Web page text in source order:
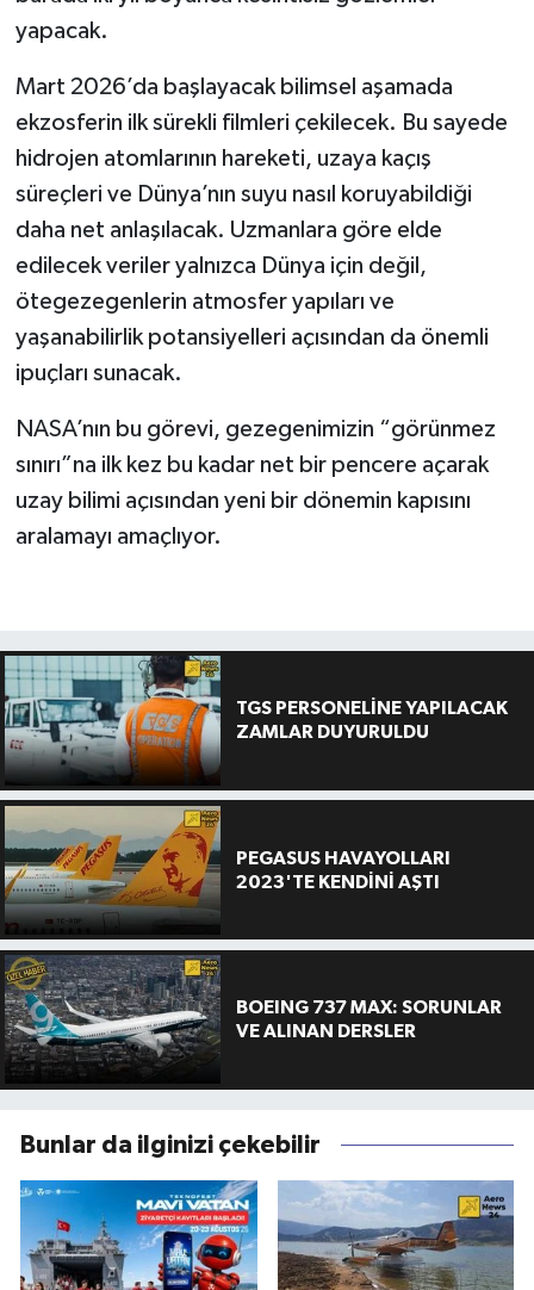
yapacak.
Mart 2026’da başlayacak bilimsel aşamada
ekzosferin ilk sürekli filmleri çekilecek. Bu sayede
hidrojen atomlarının hareketi, uzaya kaçış
süreçleri ve Dünya’nın suyu nasıl koruyabildiği
daha net anlaşılacak. Uzmanlara göre elde
edilecek veriler yalnızca Dünya için değil,
ötegezegenlerin atmosfer yapıları ve
yaşanabilirlik potansiyelleri açısından da önemli
ipuçları sunacak.
NASA’nın bu görevi, gezegenimizin “görünmez
sınırı”na ilk kez bu kadar net bir pencere açarak
uzay bilimi açısından yeni bir dönemin kapısını
aralamayı amaçlıyor.
TGS PERSONELİNE YAPILACAK
ZAMLAR DUYURULDU
PEGASUS HAVAYOLLARI
2023'TE KENDİNİ AŞTI
BOEING 737 MAX: SORUNLAR
VE ALINAN DERSLER
Bunlar da ilginizi çekebilir